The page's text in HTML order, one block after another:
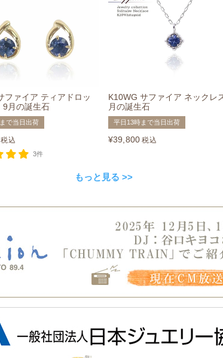
ファイア ティアドロッ
9月の誕生石
で当日出荷
税込
3件
K10WG サファイア ネックレ
月の誕生石
平日13時まで当日出荷
¥39,800 税込
もっと見る >>